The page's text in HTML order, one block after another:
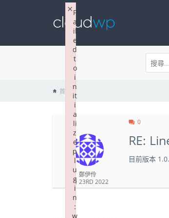
首頁
鄭伊伶
3 月 23RD 2022
0
RE:
目前版本
F
a
il
e
d
t
o
i
n
it
i
a
li
z
e
p
l
u
g
i
n
:
w
×